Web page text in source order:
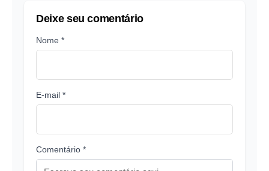
Deixe seu comentário
Nome *
E-mail *
Comentário *